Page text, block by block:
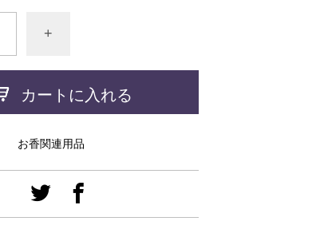
+
カートに入れる
お香関連用品